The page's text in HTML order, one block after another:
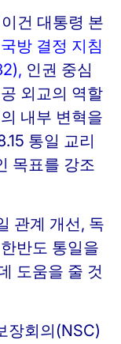
건 대통령 본
국방 결정 지침
인권 중심
외교의 역할
내부 변혁을
통일 교리
목표를 강조
관계 개선, 독
반도 통일을
도움을 줄 것
장회의(NSC)